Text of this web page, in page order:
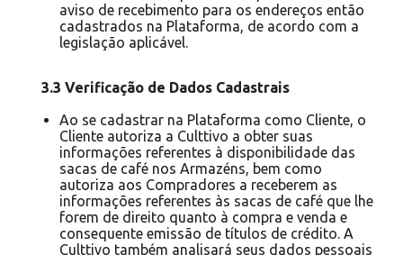
aviso de recebimento para os endereços então
cadastrados na Plataforma, de acordo com a
legislação aplicável.
3.3 Verificação de Dados Cadastrais
Ao se cadastrar na Plataforma como Cliente, o
Cliente autoriza a Culttivo a obter suas
informações referentes à disponibilidade das
sacas de café nos Armazéns, bem como
autoriza aos Compradores a receberem as
informações referentes às sacas de café que lhe
forem de direito quanto à compra e venda e
consequente emissão de títulos de crédito. A
Culttivo também analisará seus dados pessoais